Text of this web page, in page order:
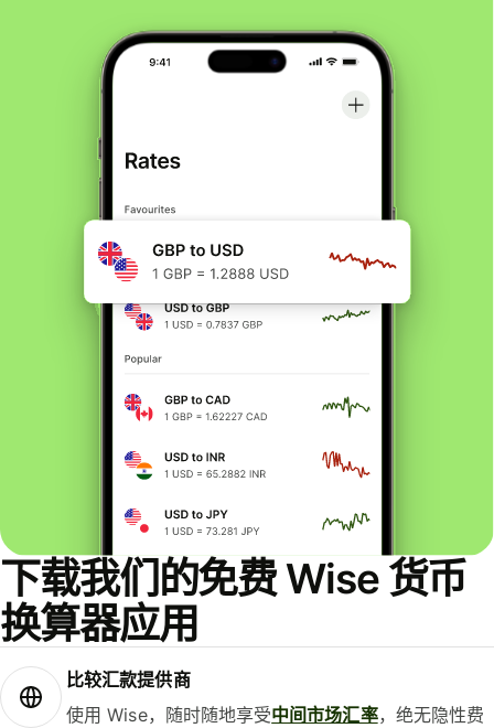
下载我们的免费 Wise 货币
换算器应用
比较汇款提供商
使用 Wise，随时随地享受中间市场汇率，绝无隐性费